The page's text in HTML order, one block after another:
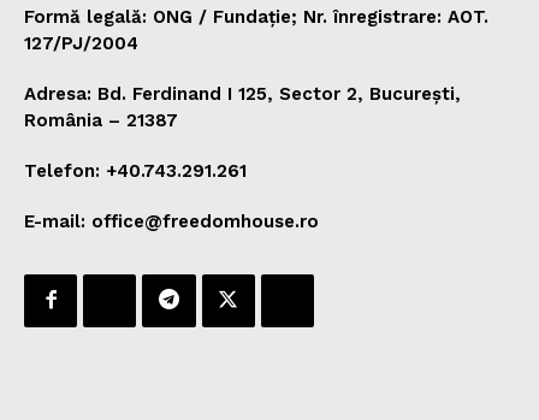
Formă legală: ONG / Fundație; Nr. înregistrare: AOT.
127/PJ/2004
Adresa: Bd. Ferdinand I 125, Sector 2, București,
România – 21387
Telefon: +40.743.291.261
E-mail: office@freedomhouse.ro